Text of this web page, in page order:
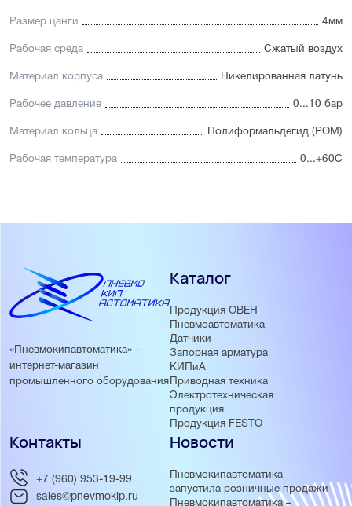
Размер цанги 4мм
Рабочая среда Сжатый воздух
Материал корпуса Никелированная латунь
Рабочее давление 0...10 бар
Материал кольца Полиформальдегид (POM)
Рабочая температура 0...+60С
«Пневмокипавтоматика» –
интернет-магазин
промышленного оборудования
Каталог
Продукция ОВЕН
Пневмоавтоматика
Датчики
Запорная арматура
КИПиА
Приводная техника
Электротехническая
продукция
Продукция FESTO
Новости
Пневмокипавтоматика
запустила розничные продажи
Пневмокипавтоматика –
Контакты
+7 (960) 953-19-99
sales@pnevmokip.ru